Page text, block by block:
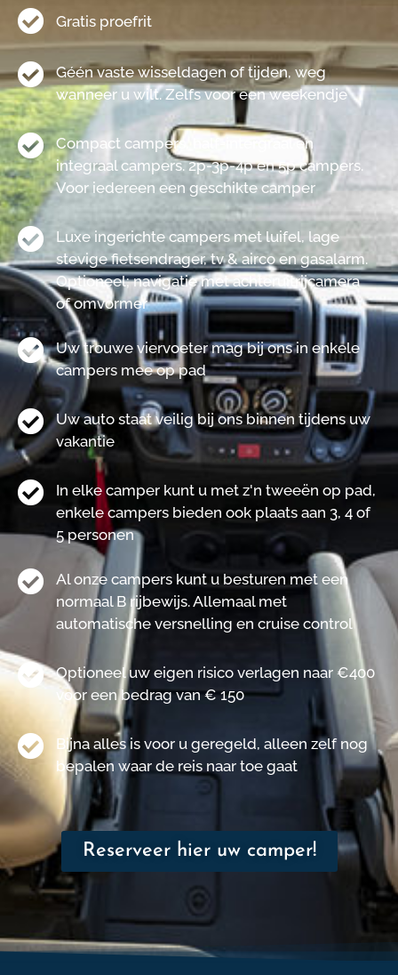
Gratis proefrit
Géén vaste wisseldagen of tijden, weg
wanneer u wilt. Zelfs voor een weekendje
Compact campers, half-intergraal en
integraal campers. 2p-3p-4p en 5p campers.
Voor iedereen een geschikte camper
Luxe ingerichte campers met luifel, lage
stevige fietsendrager, tv & airco en gasalarm.
Optioneel; navigatie met achteruitrijcamera
of omvormer
Uw trouwe viervoeter mag bij ons in enkele
campers mee op pad
Uw auto staat veilig bij ons binnen tijdens uw
vakantie
In elke camper kunt u met z'n tweeën op pad,
enkele campers bieden ook plaats aan 3, 4 of
5 personen
Al onze campers kunt u besturen met een
normaal B rijbewijs. Allemaal met
automatische versnelling en cruise control
Optioneel uw eigen risico verlagen naar €400
voor een bedrag van € 150
Bijna alles is voor u geregeld, alleen zelf nog
bepalen waar de reis naar toe gaat
Reserveer hier uw camper!